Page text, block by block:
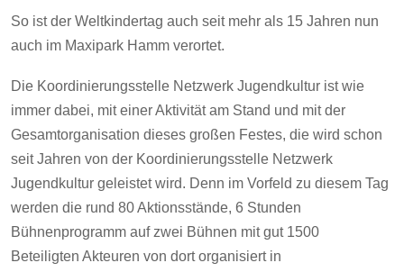
So ist der Weltkindertag auch seit mehr als 15 Jahren nun
auch im Maxipark Hamm verortet.
Die Koordinierungsstelle Netzwerk Jugendkultur ist wie
immer dabei, mit einer Aktivität am Stand und mit der
Gesamtorganisation dieses großen Festes, die wird schon
seit Jahren von der Koordinierungsstelle Netzwerk
Jugendkultur geleistet wird. Denn im Vorfeld zu diesem Tag
werden die rund 80 Aktionsstände, 6 Stunden
Bühnenprogramm auf zwei Bühnen mit gut 1500
Beteiligten Akteuren von dort organisiert in